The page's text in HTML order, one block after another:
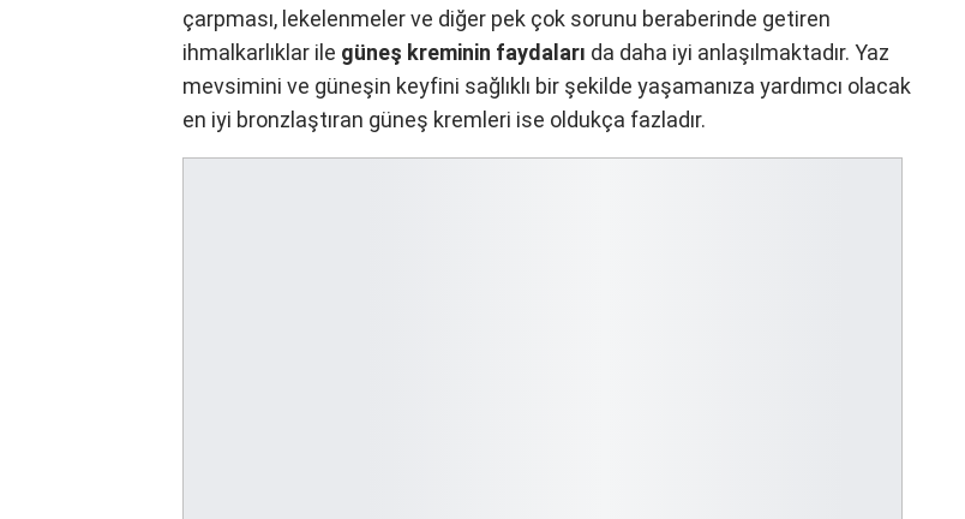
çarpması, lekelenmeler ve diğer pek çok sorunu beraberinde getiren
ihmalkarlıklar ile güneş kreminin faydaları da daha iyi anlaşılmaktadır. Yaz
mevsimini ve güneşin keyfini sağlıklı bir şekilde yaşamanıza yardımcı olacak
en iyi bronzlaştıran güneş kremleri ise oldukça fazladır.